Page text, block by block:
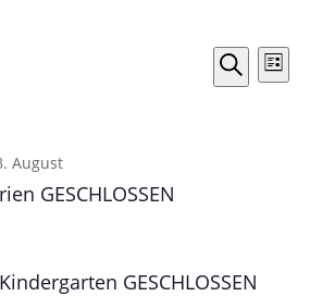
Suche
Suche
Liste
GESCHLOSSEN
August
GESCHLOSSEN